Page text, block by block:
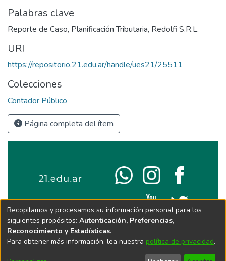
Palabras clave
Reporte de Caso, Planificación Tributaria, Redolfi S.R.L.
URI
https://repositorio.21.edu.ar/handle/ues21/25511
Colecciones
Contador Público
Página completa del ítem
Recopilamos y procesamos su información personal para los
siguientes propósitos: Autenticación, Preferencias,
Reconocimiento y Estadísticas.
Para obtener más información, lea nuestra política de privacidad.